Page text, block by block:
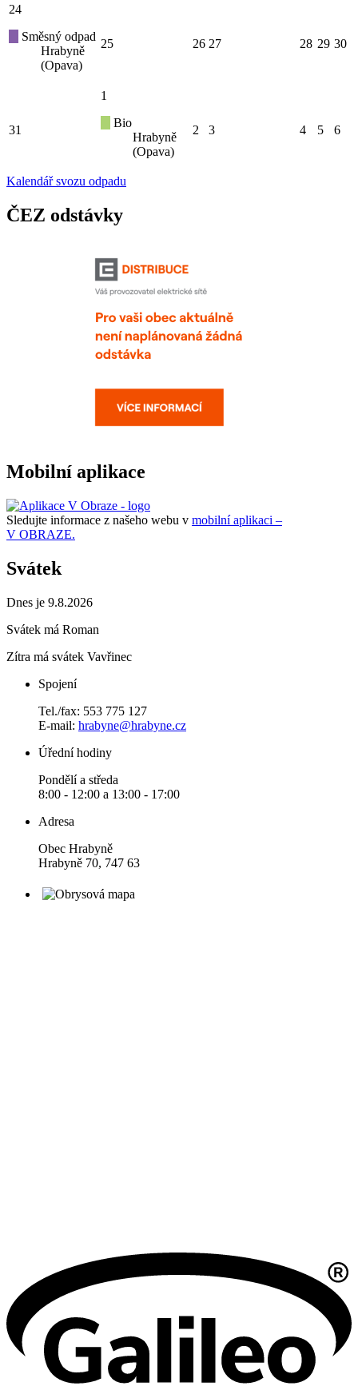
24
Směsný odpad
Hrabyně
(Opava)
25 26 27 28 29 30
31
1
Bio
Hrabyně
(Opava)
2 3 4 5 6
Kalendář svozu odpadu
ČEZ odstávky
Mobilní aplikace
Sledujte informace z našeho webu v mobilní aplikaci –
V OBRAZE.
Svátek
Dnes je 9.8.2026
Svátek má Roman
Zítra má svátek Vavřinec
Spojení
Tel./fax: 553 775 127
E-mail: hrabyne@hrabyne.cz
Úřední hodiny
Pondělí a středa
8:00 - 12:00 a 13:00 - 17:00
Adresa
Obec Hrabyně
Hrabyně 70, 747 63